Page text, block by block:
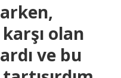
olan
ve bu